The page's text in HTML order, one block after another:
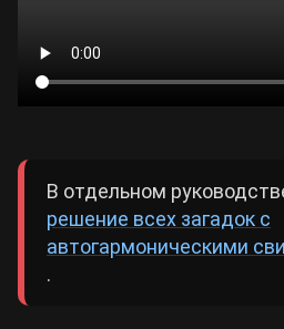
В отдельном
решение всех загадок с
автогармоническими
.